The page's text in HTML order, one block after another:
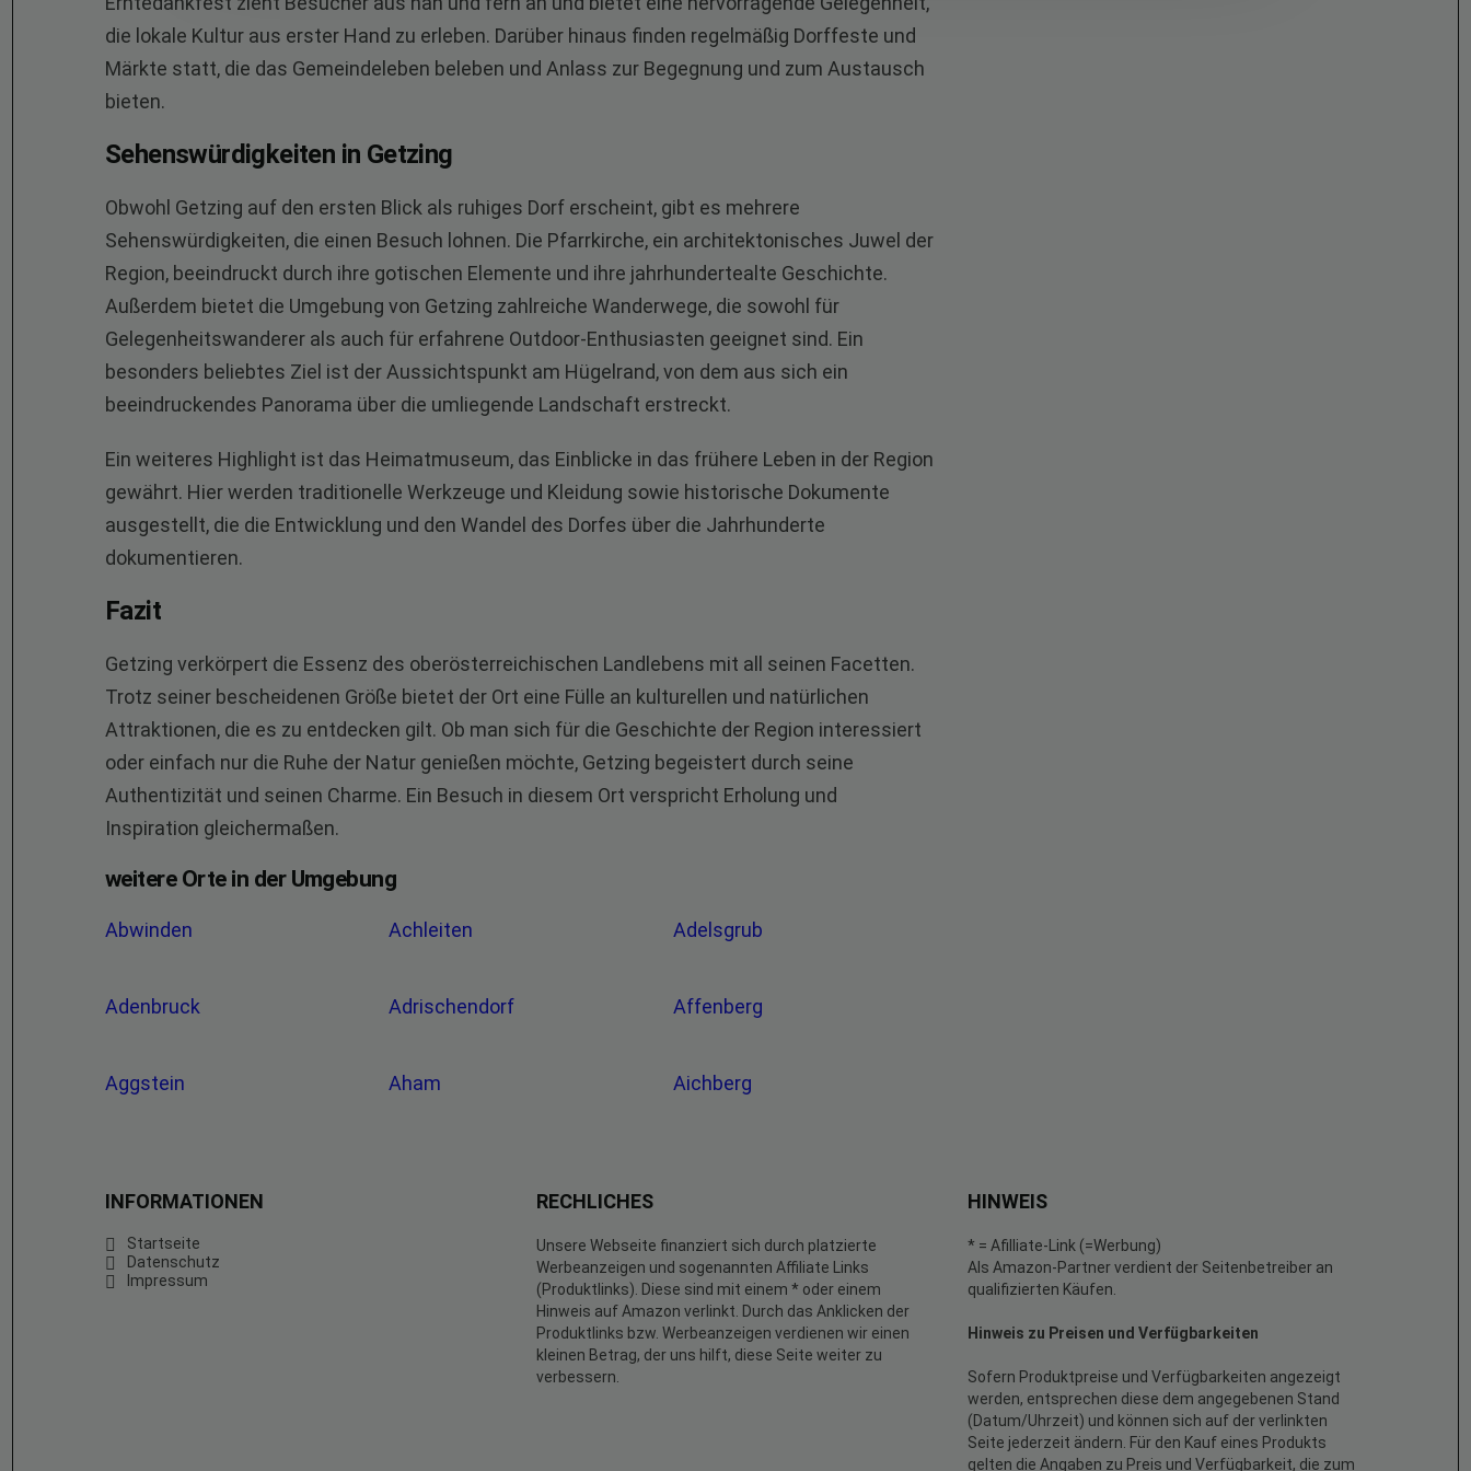
die lokale Kultur aus erster Hand zu erleben. Darüber hinaus finden regelmäßig Dorffeste und
Märkte statt, die das Gemeindeleben beleben und Anlass zur Begegnung und zum Austausch
bieten.
Sehenswürdigkeiten in Getzing
Obwohl Getzing auf den ersten Blick als ruhiges Dorf erscheint, gibt es mehrere
Sehenswürdigkeiten, die einen Besuch lohnen. Die Pfarrkirche, ein architektonisches Juwel der
Region, beeindruckt durch ihre gotischen Elemente und ihre jahrhundertealte Geschichte.
Außerdem bietet die Umgebung von Getzing zahlreiche Wanderwege, die sowohl für
Gelegenheitswanderer als auch für erfahrene Outdoor-Enthusiasten geeignet sind. Ein
besonders beliebtes Ziel ist der Aussichtspunkt am Hügelrand, von dem aus sich ein
beeindruckendes Panorama über die umliegende Landschaft erstreckt.
Ein weiteres Highlight ist das Heimatmuseum, das Einblicke in das frühere Leben in der Region
gewährt. Hier werden traditionelle Werkzeuge und Kleidung sowie historische Dokumente
ausgestellt, die die Entwicklung und den Wandel des Dorfes über die Jahrhunderte
dokumentieren.
Fazit
Getzing verkörpert die Essenz des oberösterreichischen Landlebens mit all seinen Facetten.
Trotz seiner bescheidenen Größe bietet der Ort eine Fülle an kulturellen und natürlichen
Attraktionen, die es zu entdecken gilt. Ob man sich für die Geschichte der Region interessiert
oder einfach nur die Ruhe der Natur genießen möchte, Getzing begeistert durch seine
Authentizität und seinen Charme. Ein Besuch in diesem Ort verspricht Erholung und
Inspiration gleichermaßen.
weitere Orte in der Umgebung
Abwinden Achleiten Adelsgrub
Adenbruck Adrischendorf Affenberg
Aggstein Aham Aichberg
INFORMATIONEN
Startseite
Datenschutz
Impressum
RECHLICHES
Unsere Webseite finanziert sich durch platzierte
Werbeanzeigen und sogenannten Affiliate Links
(Produktlinks). Diese sind mit einem * oder einem
Hinweis auf Amazon verlinkt. Durch das Anklicken der
Produktlinks bzw. Werbeanzeigen verdienen wir einen
kleinen Betrag, der uns hilft, diese Seite weiter zu
verbessern.
HINWEIS
* = Afilliate-Link (=Werbung)
Als Amazon-Partner verdient der Seitenbetreiber an
qualifizierten Käufen.
Hinweis zu Preisen und Verfügbarkeiten
Sofern Produktpreise und Verfügbarkeiten angezeigt
werden, entsprechen diese dem angegebenen Stand
(Datum/Uhrzeit) und können sich auf der verlinkten
Seite jederzeit ändern. Für den Kauf eines Produkts
gelten die Angaben zu Preis und Verfügbarkeit, die zum